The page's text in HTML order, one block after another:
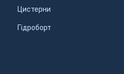
Цистерни
Гідроборт